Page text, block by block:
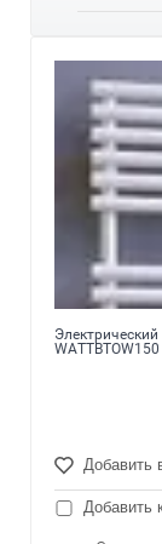
Добавить
Добавить